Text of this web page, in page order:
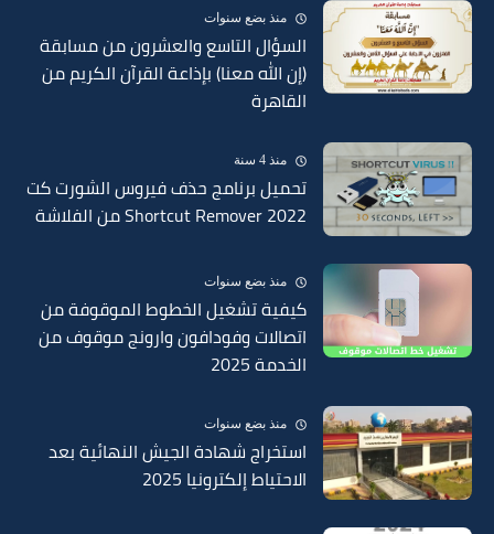
منذ بضع سنوات
السؤال التاسع والعشرون من مسابقة
(إن الله معنا) بإذاعة القرآن الكريم من
القاهرة
منذ 4 سنة
تحميل برنامج حذف فيروس الشورت كت
Shortcut Remover 2022 من الفلاشة
منذ بضع سنوات
كيفية تشغيل الخطوط الموقوفة من
اتصالات وفودافون وارونج موقوف من
الخدمة 2025
منذ بضع سنوات
استخراج شهادة الجيش النهائية بعد
الاحتياط إلكترونيا 2025